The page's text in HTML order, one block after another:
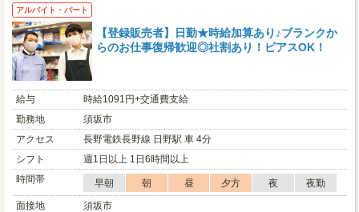
アルバイト・パート
【登録販売者】日勤★時給加算あり♪ブランクか
らのお仕事復帰歓迎◎社割あり！ピアスOK！
給与
時給1091円+交通費支給
勤務地
須坂市
アクセス
長野電鉄長野線 日野駅 車 4分
シフト
週1日以上 1日6時間以上
時間帯
早朝 朝 昼 夕方 夜
夜勤
面接地
須坂市